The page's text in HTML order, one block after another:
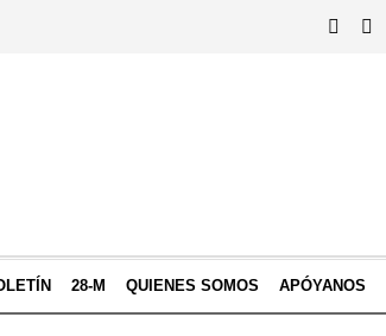
28-M QUIENES SOMOS APÓYANOS